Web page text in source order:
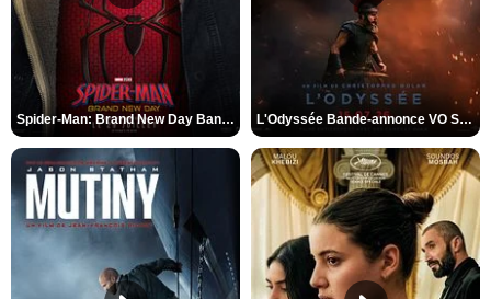
Spider-Man: Brand New Day Bande-annonce VO STFR L'Odyssée Bande-annonce VO STFR